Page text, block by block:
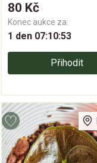
80 Kč
Konec aukce za:
1 den 07:10:52
Přihodit